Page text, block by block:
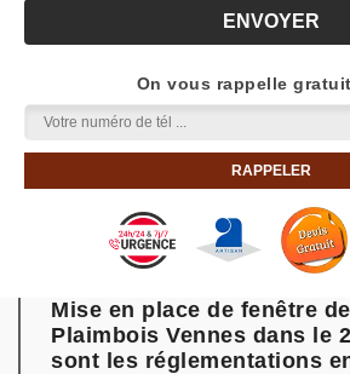
On vous rappelle
Mise en place de fenêtre
Plaimbois Vennes dans le
sont les réglementations